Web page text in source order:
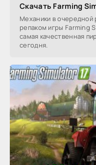
Скачать Farming
Механики в очередной
репаком игры Farming
самая качественная
сегодня.